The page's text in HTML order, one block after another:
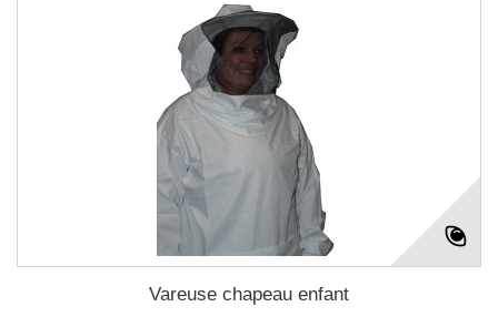
Vareuse chapeau enfant